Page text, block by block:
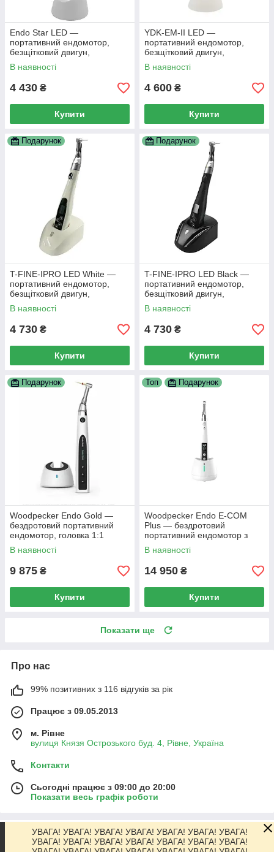
Endo Star LED —
портативний ендомотор,
безщітковий двигун,
наконечник 16:1
В наявності
4 430 ₴
Купити
YDK-EM-II LED —
портативний ендомотор,
безщітковий двигун,
наконечник 16:1
В наявності
4 600 ₴
Купити
Подарунок
T-FINE-IPRO LED White —
портативний ендомотор,
безщітковий двигун,
наконечник 16:1
В наявності
4 730 ₴
Купити
Подарунок
T-FINE-IPRO LED Black —
портативний ендомотор,
безщітковий двигун,
наконечник 16:1
В наявності
4 730 ₴
Купити
Подарунок
Woodpecker Endo Gold —
бездротовий портативний
ендомотор, головка 1:1
В наявності
9 875 ₴
Купити
Топ Подарунок
Woodpecker Endo E-COM
Plus — бездротовий
портативний ендомотор з
LED-підсвіткою, передаточне
число 1:1
В наявності
14 950 ₴
Купити
Показати ще
Про нас
99% позитивних з 116 відгуків за рік
Працює з 09.05.2013
м. Рівне
вулиця Князя Острозького буд. 4, Рівне, Україна
Контакти
Сьогодні працює з 09:00 до 20:00
Показати весь графік роботи
Про насУВАГА! УВАГА! УВАГА! УВАГА! УВАГА! УВАГА! УВАГА!
УВАГА! УВАГА! УВАГА! УВАГА! УВАГА! УВАГА! УВАГА!